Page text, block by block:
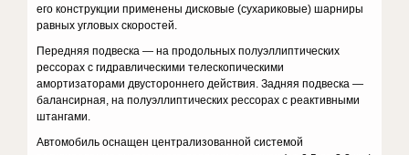
его конструкции применены дисковые (сухариковые) шарниры
равных угловых скоростей.
Передняя подвеска — на продольных полуэллиптических
рессорах с гидравлическими телескопическими
амортизаторами двустороннего действия. Задняя подвеска —
балансирная, на полуэллиптических рессорах с реактивными
штангами.
Автомобиль оснащен централизованной системой